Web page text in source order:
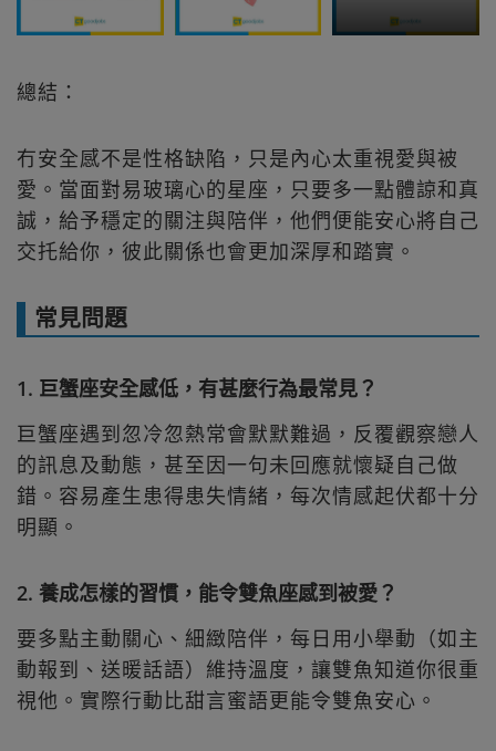
總結：
冇安全感不是性格缺陷，只是內心太重視愛與被
愛。當面對易玻璃心的星座，只要多一點體諒和真
誠，給予穩定的關注與陪伴，他們便能安心將自己
交托給你，彼此關係也會更加深厚和踏實。
常見問題
1. 巨蟹座安全感低，有甚麼行為最常見？
巨蟹座遇到忽冷忽熱常會默默難過，反覆觀察戀人
的訊息及動態，甚至因一句未回應就懷疑自己做
錯。容易產生患得患失情緒，每次情感起伏都十分
明顯。
2. 養成怎樣的習慣，能令雙魚座感到被愛？
要多點主動關心、細緻陪伴，每日用小舉動（如主
動報到、送暖話語）維持溫度，讓雙魚知道你很重
視他。實際行動比甜言蜜語更能令雙魚安心。